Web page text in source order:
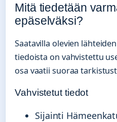
Mitä tiedetään
epäselväksi?
Saatavilla olevien
tiedoista on vahvistettu
osa vaatii suoraa
Vahvistetut tiedot
Sijainti